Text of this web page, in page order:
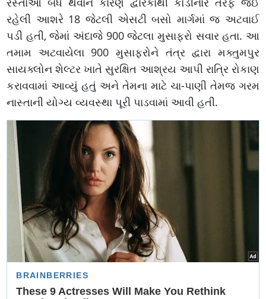
રહેલી આશરે 18 જેટલી એસટી બસો માર્ગમાં જ અટવાઈ
પડી હતી, જેમાં અંદાજે 900 જેટલા મુસાફરો સવાર હતા. આ
તમામ અટવાયેલા 900 મુસાફરોને તંત્ર દ્વારા મક્તુમપુર
સાયક્લોન શેલ્ટર ખાતે સુરક્ષિત આશ્રય આપી રાત્રિ રોકાણ
કરાવવામાં આવ્યું હતું અને તેમના માટે ચા-પાણી તેમજ ગરમ
નાસ્તાની યોગ્ય વ્યવસ્થા પૂરી પાડવામાં આવી હતી.